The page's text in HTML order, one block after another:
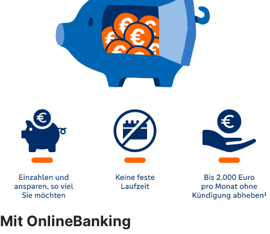
Mit OnlineBanking